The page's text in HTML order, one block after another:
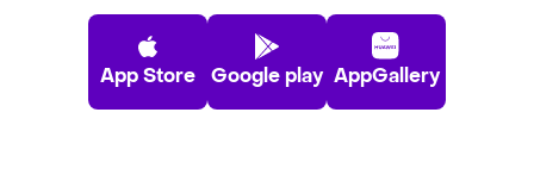
App Store Google play AppGallery